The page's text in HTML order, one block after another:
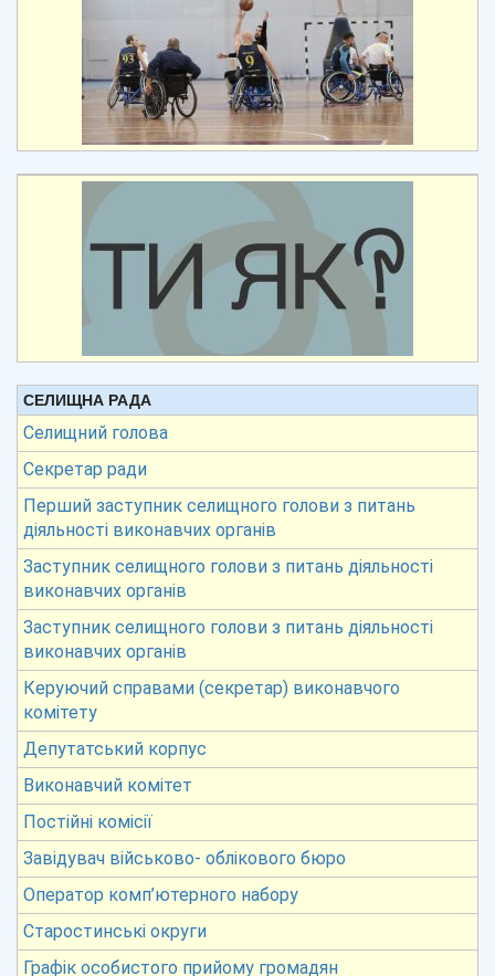
СЕЛИЩНА РАДА
Селищний голова
Секретар ради
Перший заступник селищного голови з питань
діяльності виконавчих органів
Заступник селищного голови з питань діяльності
виконавчих органів
Заступник селищного голови з питань діяльності
виконавчих органів
Керуючий справами (секретар) виконавчого
комітету
Депутатський корпус
Виконавчий комітет
Постійні комісії
Завідувач військово- облікового бюро
Оператор комп’ютерного набору
Старостинські округи
Графік особистого прийому громадян